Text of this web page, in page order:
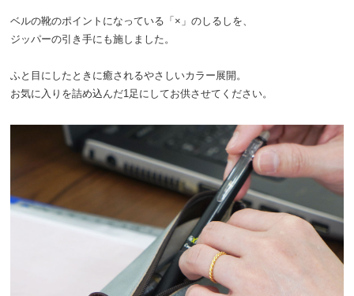
ベルの靴のポイントになっている「×」のしるしを、
ジッパーの引き手にも施しました。
ふと目にしたときに癒されるやさしいカラー展開。
お気に入りを詰め込んだ1足にしてお供させてください。